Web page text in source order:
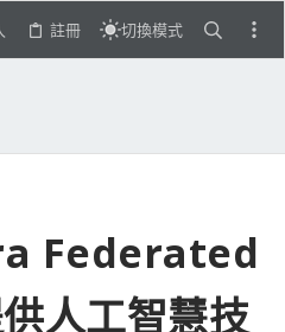
註冊 切換模式
Federated
人工智慧技